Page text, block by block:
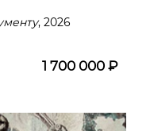
, 2026
1 700 000 ₽